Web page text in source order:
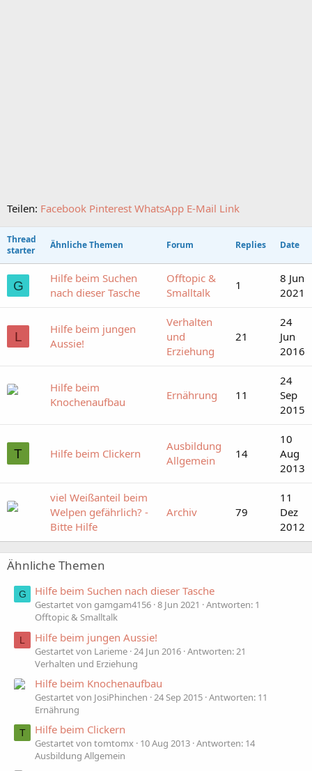
Teilen: Facebook Pinterest WhatsApp E-Mail Link
Thread
starter
Ähnliche Themen Forum Replies Date
G
Hilfe beim Suchen
nach dieser Tasche
Offtopic &
Smalltalk
1
8 Jun
2021
L
Hilfe beim jungen
Aussie!
Verhalten
und
Erziehung
21
24
Jun
2016
Hilfe beim
Knochenaufbau
Ernährung 11
24
Sep
2015
T Hilfe beim Clickern
Ausbildung
Allgemein
14
10
Aug
2013
viel Weißanteil beim
Welpen gefährlich? -
Bitte Hilfe
Archiv 79
11
Dez
2012
Ähnliche Themen
G Hilfe beim Suchen nach dieser Tasche
Gestartet von gamgam4156 8 Jun 2021
Antworten: 1
Offtopic & Smalltalk
L Hilfe beim jungen Aussie!
Gestartet von Larieme 24 Jun 2016 Antworten: 21
Verhalten und Erziehung
Hilfe beim Knochenaufbau
Gestartet von JosiPhinchen 24 Sep 2015 Antworten: 11
Ernährung
T Hilfe beim Clickern
Gestartet von tomtomx 10 Aug 2013 Antworten: 14
Ausbildung Allgemein